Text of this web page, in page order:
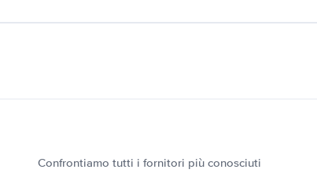
Confrontiamo tutti i fornitori più conosciuti